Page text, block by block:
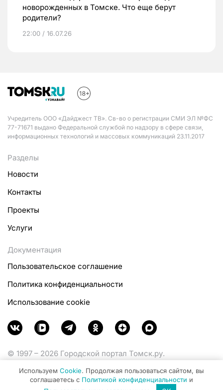
новорожденных в Томске. Что еще берут
родители?
22:00 / 16.07.26
Учредитель ООО «Дайджест ТВ». Св-во о регистрации СМИ ЭЛ №ФС
77-71671 выдано Федеральной службой по надзору в сфере связи,
информационных технологий и массовых коммуникаций 23.11.2017
Разделы
Новости
Контакты
Проекты
Услуги
Документация
Пользовательское соглашение
Политика конфиденциальности
Использование cookie
© 1997 – 2026 Городской портал Томск.ру.
Министерства цифрового развития, связи и массовых
коммуникаций Российской Федерации.
Используем Cookie. Продолжая пользоваться сайтом, вы
соглашаетесь с Политикой конфиденциальности и